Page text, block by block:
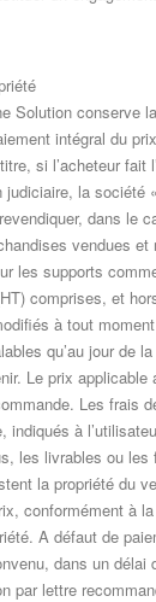
Solution conserve
intégral du
si l’acheteur fait
judiciaire, la société
dans le
vendues et
les supports
comprises, et
à tout
qu’au jour de
Le prix
Les frais
indiqués à
les livrables ou
la propriété du
conformément à
A défaut de
dans un délai
par lettre